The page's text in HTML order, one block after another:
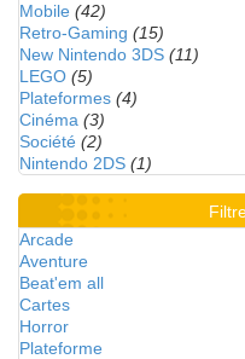
Mobile (42)
Retro-Gaming (15)
New Nintendo 3DS (11)
LEGO (5)
Plateformes (4)
Cinéma (3)
Société (2)
Nintendo 2DS (1)
Arcade
Aventure
Beat'em all
Cartes
Horror
Plateforme